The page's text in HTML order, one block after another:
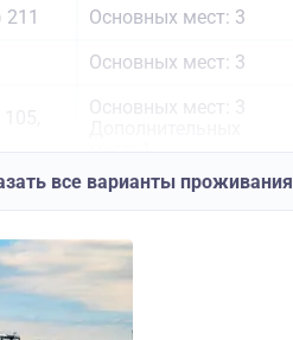
211 Основных мест: 3
Основных мест: 3
Основных мест: 3
Основных мест: 2
корма Основных мест: 2
Основных мест: 3
Дополнительных
мест: 1
все варианты проживания